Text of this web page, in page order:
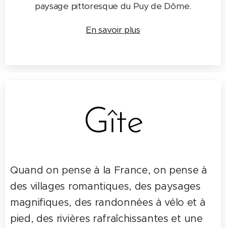
paysage pittoresque du Puy de Dôme.
En savoir plus
Gîte
Quand on pense à la France, on pense à
des villages romantiques, des paysages
magnifiques, des randonnées à vélo et à
pied, des rivières rafraîchissantes et une